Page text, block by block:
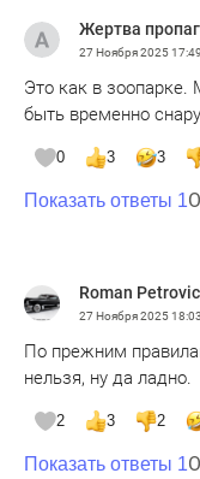
Жертва
27 Ноября 202517:49
Это как в
быть временно
0 3 3
Показать ответы 1
Roman
27 Ноября 202518:03
По прежним
нельзя, ну да ладно.
2 3 2
Показать ответы 1